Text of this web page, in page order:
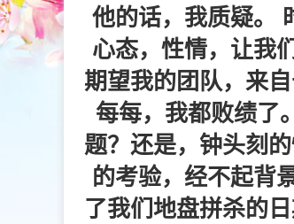
他的话，我质疑。
心态，性情，让我
期望我的团队，来
每每，我都败绩了
题？还是，钟头刻
的考验，经不起背
了我们地盘拼杀的